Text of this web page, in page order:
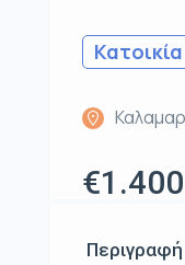
Κατοικία
Περιγραφή